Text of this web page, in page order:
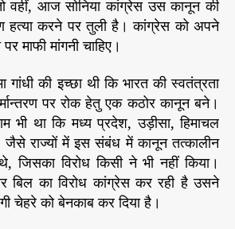
का
प
य
क
:
वि
हि
प
*
वहीं, आज सोनिया कांग्रेस उस कानून की
हत्या करने पर तुली है। कांग्रेस को अपने
माफी मांगनी चाहिए।
गांधी की इच्छा थी कि भारत की स्वतंत्रता
पर रोक हेतु एक कठोर कानून बने।
भी था कि मध्य प्रदेश, उड़ीसा, हिमाचल
राज्यों में इस संबंध में कानून तत्कालीन
जिसका विरोध किसी ने भी नहीं किया।
बिल का विरोध कांग्रेस कर रही है उसने
चेहरे को बेनकाब कर दिया है।